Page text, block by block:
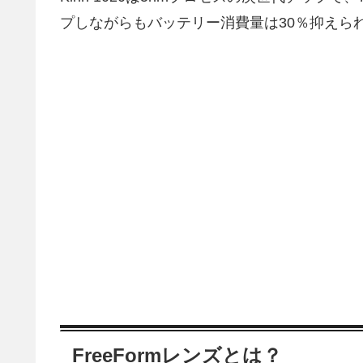
プしながらもバッテリー消費量は30％抑えら
FreeFormレンズとは？